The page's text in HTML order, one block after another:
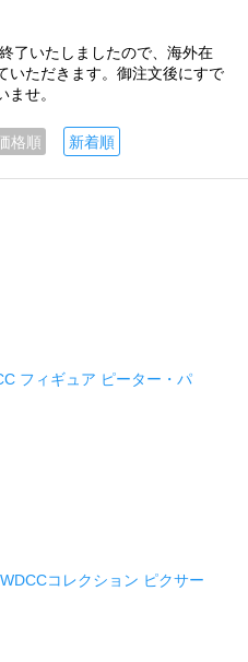
了いたしましたので、海外在
いただきます。御注文後にすで
せ。
格順 新着順
フィギュア ピーター・パ
コレクション ピクサー